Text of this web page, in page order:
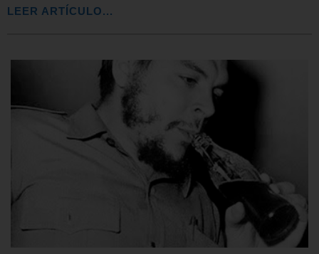
LEER ARTÍCULO...